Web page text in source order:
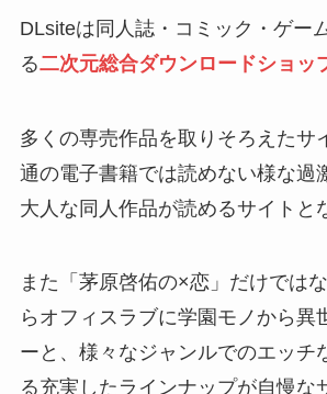
DLsiteは同人誌・コミック・ゲー
る二次元総合ダウンロードショッ
多くの専売作品を取りそろえたサ
通の電子書籍では読めない様な過
大人な同人作品が読めるサイトと
また「茅原啓佑の×恋」だけでは
らオフィスラブに学園モノから異
ーと、様々なジャンルでのエッチ
る充実したラインナップが自慢な